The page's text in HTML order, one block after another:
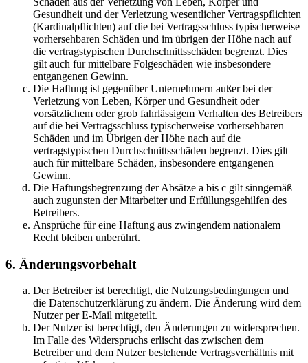
Gesundheit und der Verletzung wesentlicher Vertragspflichten
(Kardinalpflichten) auf die bei Vertragsschluss typischerweise
vorhersehbaren Schäden und im übrigen der Höhe nach auf
die vertragstypischen Durchschnittsschäden begrenzt. Dies
gilt auch für mittelbare Folgeschäden wie insbesondere
entgangenen Gewinn.
Die Haftung ist gegenüber Unternehmern außer bei der
Verletzung von Leben, Körper und Gesundheit oder
vorsätzlichem oder grob fahrlässigem Verhalten des Betreibers
auf die bei Vertragsschluss typischerweise vorhersehbaren
Schäden und im Übrigen der Höhe nach auf die
vertragstypischen Durchschnittsschäden begrenzt. Dies gilt
auch für mittelbare Schäden, insbesondere entgangenen
Gewinn.
Die Haftungsbegrenzung der Absätze a bis c gilt sinngemäß
auch zugunsten der Mitarbeiter und Erfüllungsgehilfen des
Betreibers.
Ansprüche für eine Haftung aus zwingendem nationalem
Recht bleiben unberührt.
6. Änderungsvorbehalt
Der Betreiber ist berechtigt, die Nutzungsbedingungen und
die Datenschutzerklärung zu ändern. Die Änderung wird dem
Nutzer per E-Mail mitgeteilt.
Der Nutzer ist berechtigt, den Änderungen zu widersprechen.
Im Falle des Widerspruchs erlischt das zwischen dem
Betreiber und dem Nutzer bestehende Vertragsverhältnis mit